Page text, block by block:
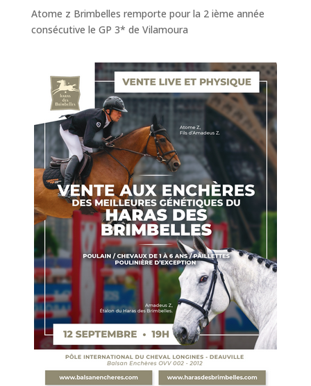
Atome z Brimbelles remporte pour la 2 ième année
consécutive le GP 3* de Vilamoura